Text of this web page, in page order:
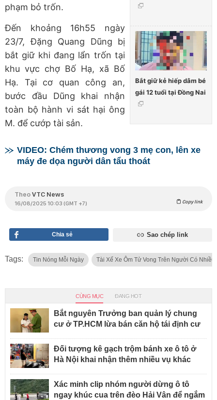
Bắt giữ kẻ hiếp dâm bé
gái 12 tuổi tại Đồng Nai
phạm bỏ trốn.
Đến khoảng 16h55 ngày
23/7, Đặng Quang Dũng bị
bắt giữ khi đang lẩn trốn tại
khu vực chợ Bố Hạ, xã Bố
Hạ. Tại cơ quan công an,
bước đầu Dũng khai nhận
toàn bộ hành vi sát hại ông
M. để cướp tài sản.
VIDEO: Chém thương vong 3 mẹ con, lên xe
máy đe dọa người dân tẩu thoát
TheoVTC News
16/08/2025 10:03 (GMT +7) Copy link
Chia sẻ Sao chép link
Tags: Tin Nóng Mỗi Ngày Tài Xế Xe Ôm Tử Vong Trên Người Có
CÙNG MỤC ĐANG HOT
Bắt nguyên Trưởng ban quản lý chung
cư ở TP.HCM lừa bán căn hộ tái định cư
Đối tượng kê gạch trộm bánh xe ô tô ở
Hà Nội khai nhận thêm nhiều vụ khác
Xác minh clip nhóm người dừng ô tô
ngay khúc cua trên đèo Hải Vân để ngắm